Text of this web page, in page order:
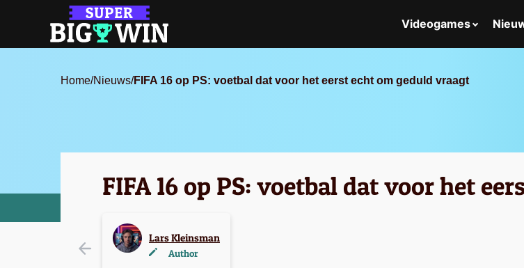
Videogames
Home/Nieuws/FIFA 16 op PS: voetbal dat voor het eerst echt om geduld vraagt
FIFA 16 op PS: voetbal dat voor het
Lars Kleinsman
Author